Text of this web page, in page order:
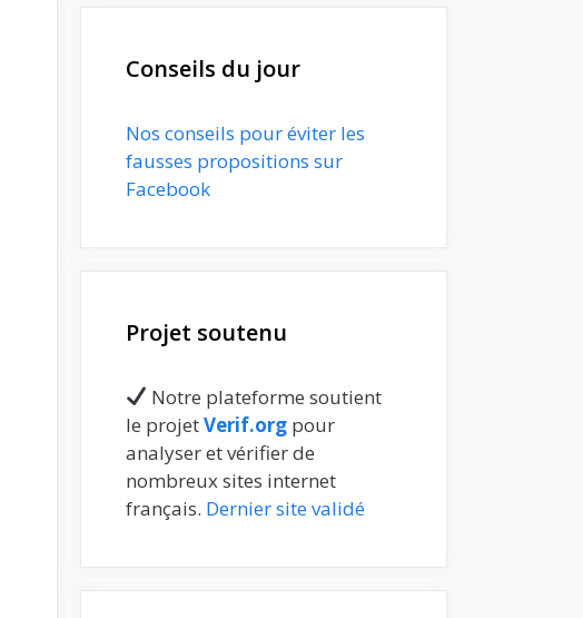
Conseils du jour
Nos conseils pour éviter les
fausses propositions sur
Facebook
Projet soutenu
Notre plateforme soutient
le projetVerif.org pour
analyser et vérifier de
nombreux sites internet
français. Dernier site validé